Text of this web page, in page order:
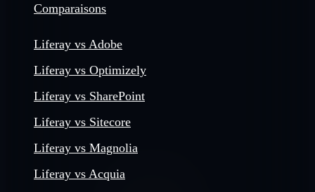
Comparaisons
Liferay vs Adobe
Liferay vs Optimizely
Liferay vs SharePoint
Liferay vs Sitecore
Liferay vs Magnolia
Liferay vs Acquia